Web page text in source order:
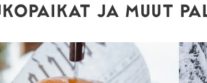
JA MUUT